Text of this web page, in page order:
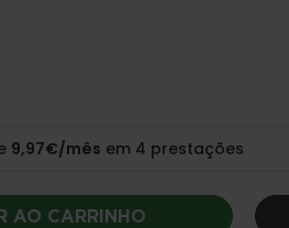
AO CARRINHO